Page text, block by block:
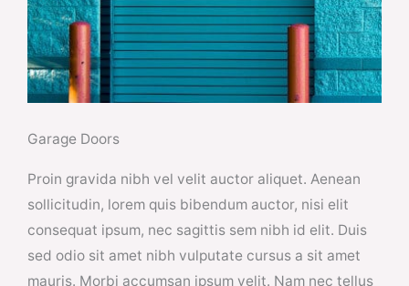
Garage Doors
Proin gravida nibh vel velit auctor aliquet. Aenean
sollicitudin, lorem quis bibendum auctor, nisi elit
consequat ipsum, nec sagittis sem nibh id elit. Duis
sed odio sit amet nibh vulputate cursus a sit amet
mauris. Morbi accumsan ipsum velit. Nam nec tellus